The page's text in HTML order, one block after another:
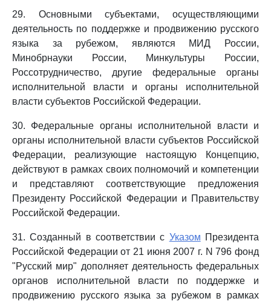
29. Основными субъектами, осуществляющими
деятельность по поддержке и продвижению русского
языка за рубежом, являются МИД России,
Минобрнауки России, Минкультуры России,
Россотрудничество, другие федеральные органы
исполнительной власти и органы исполнительной
власти субъектов Российской Федерации.
30. Федеральные органы исполнительной власти и
органы исполнительной власти субъектов Российской
Федерации, реализующие настоящую Концепцию,
действуют в рамках своих полномочий и компетенции
и представляют соответствующие предложения
Президенту Российской Федерации и Правительству
Российской Федерации.
31. Созданный в соответствии с Указом Президента
Российской Федерации от 21 июня 2007 г. N 796 фонд
"Русский мир" дополняет деятельность федеральных
органов исполнительной власти по поддержке и
продвижению русского языка за рубежом в рамках